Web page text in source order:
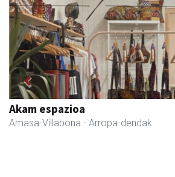
Akam espazioa
Amasa-Villabona - Arropa-dendak
Previous